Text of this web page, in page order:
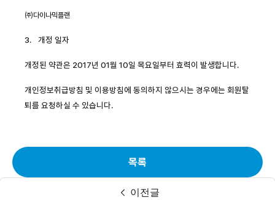
㈜다이나믹플랜
3. 개정 일자
개정된 약관은 2017년 01월 10일 목요일부터 효력이 발생합니다.
개인정보취급방침 및 이용방침에 동의하지 않으시는 경우에는 회원탈
퇴를 요청하실 수 있습니다.
이전글
목록